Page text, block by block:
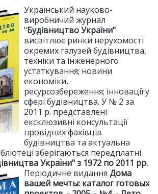
Український науково-
виробничий журнал
"Будівництво України"
висвітлює ринки нерухомості
окремих галузей будівництва,
техніки та інженерного
устаткування; новини
економіки,
ресурсозбереження; інновації у
сфері будівництва. У № 2 за
2011 р. представлені
ексклюзивні консультації
провідних фахівців
будівництва та актуальна
зберігаються передплатні
України"з 1972 по 2011 рр.
Періодичне видання Дома
вашей мечты: каталог готовых